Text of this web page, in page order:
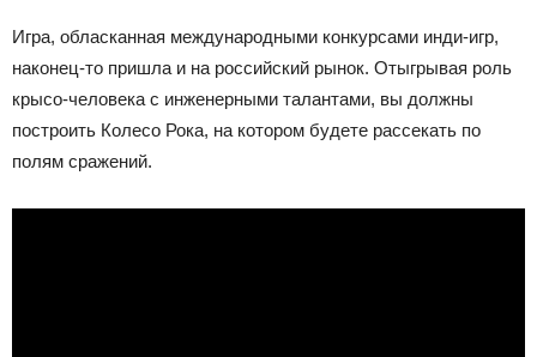
Игра, обласканная международными конкурсами инди-игр,
наконец-то пришла и на российский рынок. Отыгрывая роль
крысо-человека с инженерными талантами, вы должны
построить Колесо Рока, на котором будете рассекать по
полям сражений.